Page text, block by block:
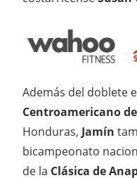
Además del doblete
Centroamericano
Honduras, Jamín
bicampeonato
de la Clásica de